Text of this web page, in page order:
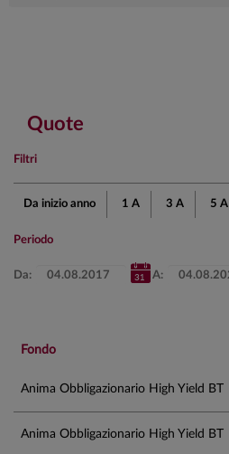
Quote
Filtri
Da inizio anno 1 A 3 A 5 A
Periodo
Da: A:
Fondo
Anima Obbligazionario High Yield BT
Anima Obbligazionario High Yield BT